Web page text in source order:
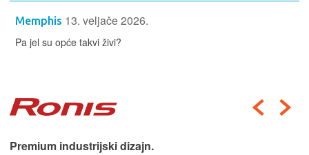
Memphis 13. veljače 2026.
Pa jel su opće takvi živi?
Premium industrijski dizajn.